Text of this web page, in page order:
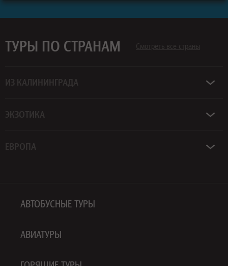
ТУРЫ ПО СТРАНАМ Смотреть все страны
ИЗ КАЛИНИНГРАДА
ЭКЗОТИКА
ЕВРОПА
АВТОБУСНЫЕ ТУРЫ
АВИАТУРЫ